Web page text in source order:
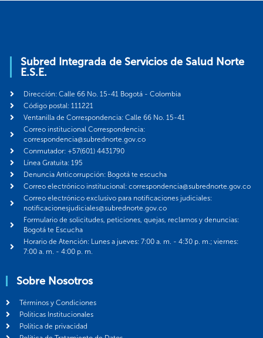
Subred Integrada de Servicios de Salud Norte
E.S.E.
Dirección: Calle 66 No. 15-41 Bogotá - Colombia
Código postal: 111221
Ventanilla de Correspondencia: Calle 66 No. 15-41
Correo institucional Correspondencia:
correspondencia@subrednorte.gov.co
Conmutador: +57(601) 4431790
Línea Gratuita: 195
Denuncia Anticorrupción: Bogotá te escucha
Correo electrónico institucional: correspondencia@subrednorte.gov.co
Correo electrónico exclusivo para notificaciones judiciales:
notificacionesjudiciales@subrednorte.gov.co
Formulario de solicitudes, peticiones, quejas, reclamos y denuncias:
Bogotá te Escucha
Horario de Atención: Lunes a jueves: 7:00 a. m. - 4:30 p. m.; viernes:
7:00 a. m. - 4:00 p. m.
Sobre Nosotros
Términos y Condiciones
Politicas Institucionales
Política de privacidad